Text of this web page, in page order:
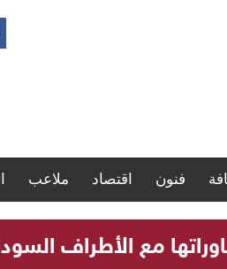
فنون اقتصاد ملاعب
مع الأطراف